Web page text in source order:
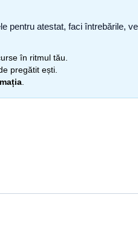
pentru atestat, faci întrebările,
în ritmul tău.
pregătit ești.